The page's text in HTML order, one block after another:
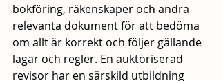
bokföring, räkenskaper och andra
relevanta dokument för att bedöma
om allt är korrekt och följer gällande
lagar och regler. En auktoriserad
revisor har en särskild utbildning